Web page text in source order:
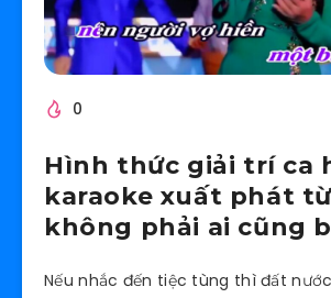
0
Hình thức giải trí ca
karaoke xuất phát
không phải ai cũng
Nếu nhắc đến tiệc tùng thì đất